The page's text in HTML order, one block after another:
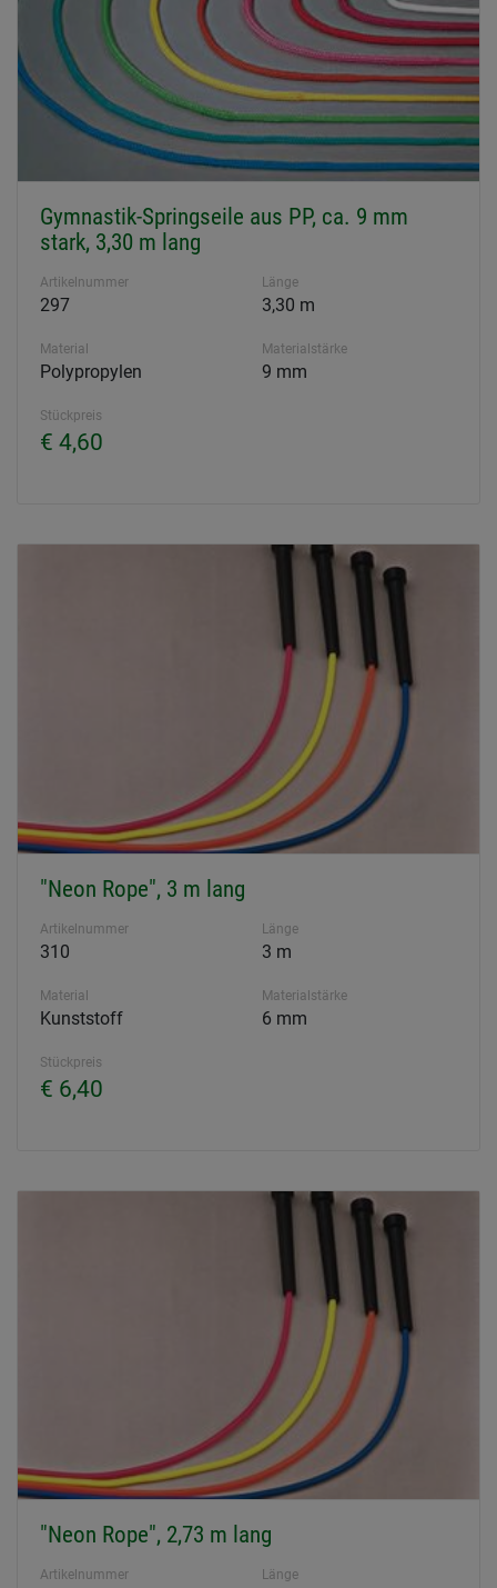
Gymnastik-Springseile aus PP, ca. 9 mm
stark, 3,30 m lang
Artikelnummer
297
Länge
3,30 m
Material
Polypropylen
Materialstärke
9 mm
Stückpreis
€ 4,60
"Neon Rope", 3 m lang
Artikelnummer
310
Länge
3 m
Material
Kunststoff
Materialstärke
6 mm
Stückpreis
€ 6,40
"Neon Rope", 2,73 m lang
Artikelnummer Länge